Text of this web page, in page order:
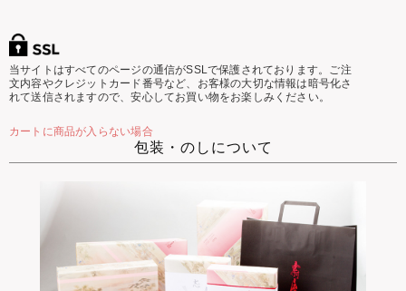
当サイトはすべてのページの通信がSSLで保護されております。ご注
文内容やクレジットカード番号など、お客様の大切な情報は暗号化さ
れて送信されますので、安心してお買い物をお楽しみください。
カートに商品が入らない場合
包装・のしについて